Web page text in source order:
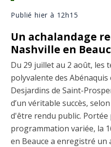
Publié hier à 12h15
Un achalandage
Nashville en
Du 29 juillet au 2 août, les
polyvalente des
Desjardins de Saint-
d’un véritable succès,
d'être rendu public. Portée
programmation variée, la
en Beauce a enregistré un